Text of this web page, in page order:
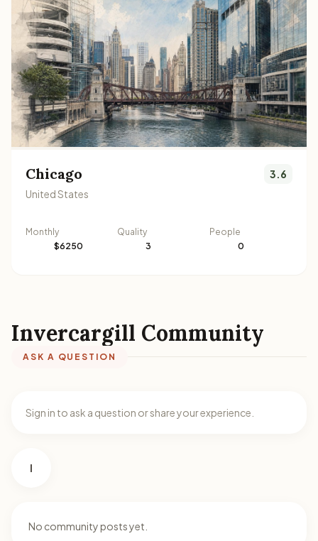
Chicago
United States
3.6
Monthly
$6250
Quality
3
People
0
Invercargill Community
ASK A QUESTION
Sign in to ask a question or share your experience.
I
No community posts yet.